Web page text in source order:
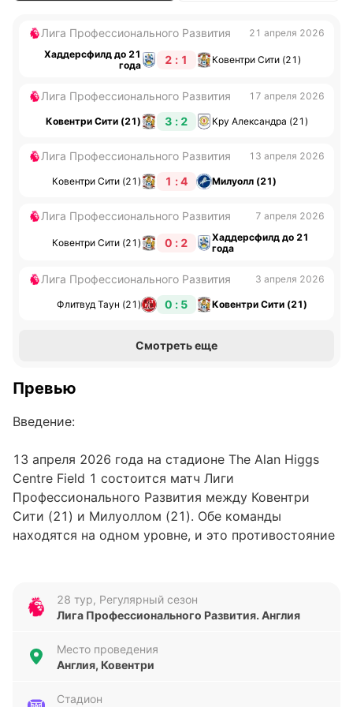
Лига Профессионального Развития
21 апреля 2026
Хаддерсфилд до 21
года
2 : 1 Ковентри Сити (21)
Лига Профессионального Развития 17 апреля 2026
Ковентри Сити (21) 3 : 2 Кру Александра (21)
Лига Профессионального Развития 13 апреля 2026
Ковентри Сити (21) 1 : 4 Милуолл (21)
Лига Профессионального Развития 7 апреля 2026
Ковентри Сити (21) 0 : 2
Хаддерсфилд до 21
года
Лига Профессионального Развития 3 апреля 2026
Флитвуд Таун (21) 0 : 5 Ковентри Сити (21)
Смотреть еще
Превью
Введение:
13 апреля 2026 года на стадионе The Alan Higgs
Centre Field 1 состоится матч Лиги
Профессионального Развития между Ковентри
Сити (21) и Милуоллом (21). Обе команды
находятся на одном уровне, и это противостояние
продемонстрировать стабильные результаты, что
добавляет интриги к предстоящему матчу.
Анализ формы команд:
28 тур, Регулярный сезон
Лига Профессионального Развития. Англия
Место проведения
Англия, Ковентри
Стадион